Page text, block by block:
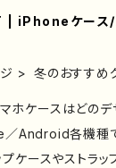
| iPhoneケース/
アリうさ
冬のおすすめ
ホケースはどのデ
／Android各機種
プケースやストラッ